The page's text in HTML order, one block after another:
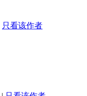
只看该作者